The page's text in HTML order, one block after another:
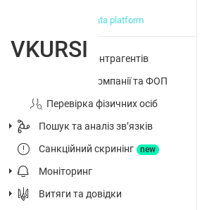
big data platform
Перевірка контрагентів
Досьє на компанії та ФОП
Перевірка фізичних осіб
Пошук та аналіз звʼязків
Санкційний скринінг
new
Моніторинг
Витяги та довідки
VKURSI